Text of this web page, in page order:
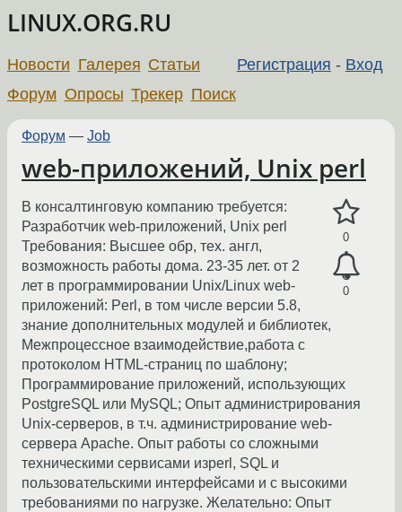
LINUX.ORG.RU
Регистрация - Вход
Новости Галерея Статьи
Форум Опросы Трекер Поиск
Форум — Job
web-приложений, Unix perl
0
0
В консалтинговую компанию требуется:
Разработчик web-приложений, Unix perl
Требования: Высшее обр, тех. англ,
возможность работы дома. 23-35 лет. от 2
лет в программировании Unix/Linux web-
приложений: Perl, в том числе версии 5.8,
знание дополнительных модулей и библиотек,
Межпроцессное взаимодействие,работа с
протоколом HTML-страниц по шаблону;
Программирование приложений, использующих
PostgreSQL или MySQL; Опыт администрирования
Unix-серверов, в т.ч. администрирование web-
сервера Apache. Опыт работы со сложными
техническими сервисами изperl, SQL и
пользовательскими интерфейсами и с высокими
требованиями по нагрузке. Желательно: Опыт